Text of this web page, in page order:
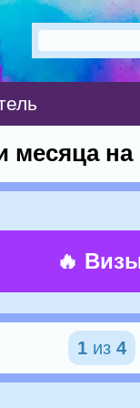
месяца
🔥
1из 4